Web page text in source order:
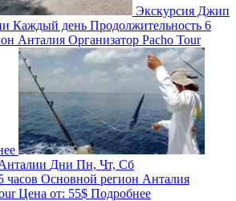
Экскурсия Джип
Каждый день Продолжительность 6
Анталия Организатор Pacho Tour
Дни Пн, Чт, Сб
часов Основной регион Анталия
Цена от: 55$ Подробнее